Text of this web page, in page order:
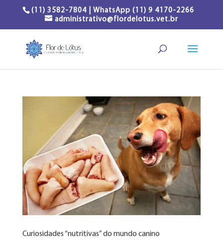
(11) 3582-7804 | WhatsApp (11) 9 4170-2266
administrativo@flordelotus.vet.br
Curiosidades “nutritivas” do mundo canino